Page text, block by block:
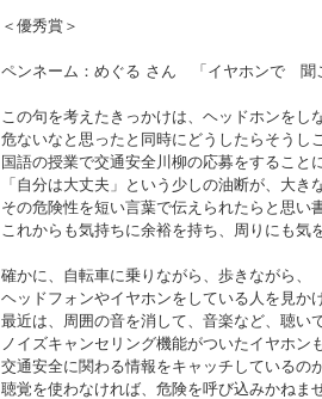
＜優秀賞＞
ペンネーム：めぐる さん 「イヤホンで 聞
この句を考えたきっかけは、ヘッドホンをし
危ないなと思ったと同時にどうしたらそうし
国語の授業で交通安全川柳の応募をすること
「自分は大丈夫」という少しの油断が、大
その危険性を短い言葉で伝えられたらと思い
これからも気持ちに余裕を持ち、周りにも気
確かに、自転車に乗りながら、歩きながら、
ヘッドフォンやイヤホンをしている人を見か
最近は、周囲の音を消して、音楽など、聴い
ノイズキャンセリング機能がついたイヤホン
交通安全に関わる情報をキャッチしているの
聴覚を使わなければ、危険を呼び込みかねませ